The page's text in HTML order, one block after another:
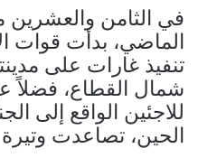
في الثامن
الماضي، بدأت قوات
تنفيذ غارات على
شمال القطاع، فضلاً
للاجئين الواقع إلى
الحين، تصاعدت وتيرة